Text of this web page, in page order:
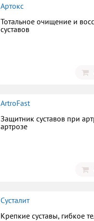
Артокс
Тотальное очищение и
суставов
ArtroFast
Защитник суставов при
артрозе
Сусталит
Крепкие суставы, гибкое